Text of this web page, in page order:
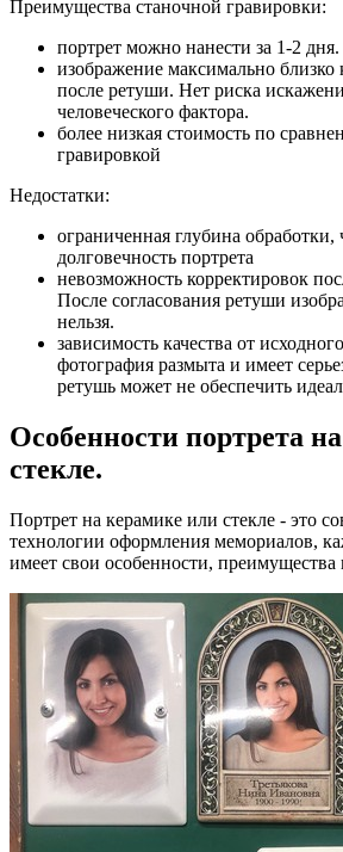
Преимущества станочной гравировки:
портрет можно нанести за 1-2 дня.
изображение максимально
после ретуши. Нет риска
человеческого фактора.
более низкая стоимость по
гравировкой
Недостатки:
ограниченная глубина обработки,
долговечность портрета
невозможность корректировок
После согласования ретуши
нельзя.
зависимость качества от
фотография размыта и имеет
ретушь может не обеспечить
Особенности портрета
стекле.
Портрет на керамике или стекле - это
технологии оформления мемориалов,
имеет свои особенности, преимущества